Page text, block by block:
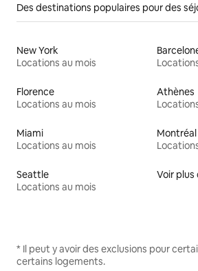
Des destinations populaires pour des
New York
Locations au mois
Florence
Locations au mois
Athènes
Miami
Locations au mois
Montréal
Seattle
Locations au mois
Voir
* Il peut y avoir des exclusions pour
certains logements.